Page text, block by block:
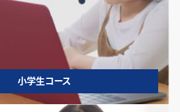
小学生コース